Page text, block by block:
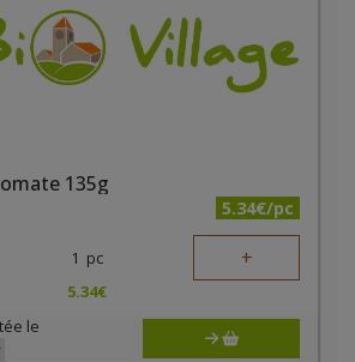
135g
5.34€/pc
1 pc +
5.34€
le